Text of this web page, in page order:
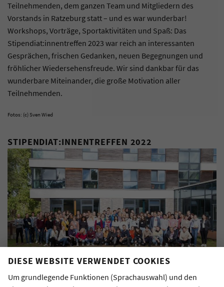
DIESE WEBSITE VERWENDET COOKIES
Um grundlegende Funktionen (Sprachauswahl) und den
Teilnehmenden, dem ganzen Team und Mitgliedern des
Vorstands in Ratzeburg statt – und es war wunderbar!
Workshops, Vorträge, Sportaktivitäten und Spaß: Das
Stipendiat:innentreffen 2023 war reich an interessanten
Gesprächen, frischen Gedanken, neuen Begegnungen und
fröhlicher Wiedersehensfreude. Wir sind dankbar für das
wunderbare Miteinander, die große Motivation aller
Teilnehmenden.
Fotos: (c) Sven Wied
STIPENDIAT:INNENTREFFEN 2022